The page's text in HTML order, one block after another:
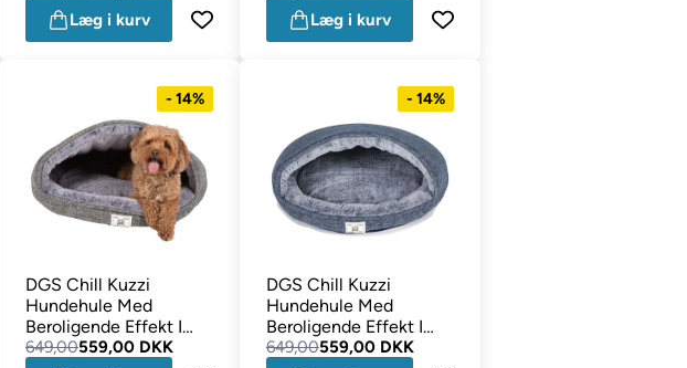
Læg i kurv
Læg i kurv
- 14%
DGS Chill Kuzzi
Hundehule Med
Beroligende Effekt I
Grå
649,00559,00 DKK
- 14%
DGS Chill Kuzzi
Hundehule Med
Beroligende Effekt I
Skiferblå
649,00559,00 DKK